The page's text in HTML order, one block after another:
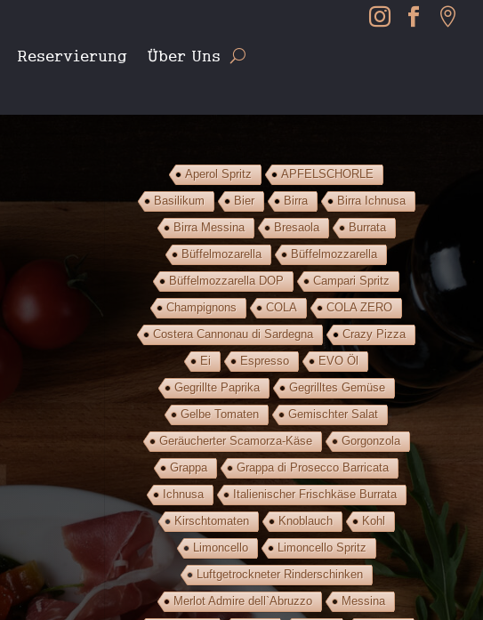
  
Reservierung Über Uns
Aperol Spritz
APFELSCHORLE
Basilikum
Bier Birra
Birra Ichnusa
Birra Messina
Bresaola
Burrata
Büffelmozarella
Büffelmozzarella
Büffelmozzarella DOP
Campari Spritz
Champignons
COLA
COLA ZERO
Costera Cannonau di Sardegna
Crazy Pizza
Ei
Espresso
EVO Öl
Gegrillte Paprika
Gegrilltes Gemüse
Gelbe Tomaten
Gemischter Salat
Geräucherter Scamorza-Käse
Gorgonzola
Grappa
Grappa di Prosecco Barricata
Ichnusa
Italienischer Frischkäse Burrata
Kirschtomaten
Knoblauch
Kohl
Limoncello
Limoncello Spritz
Luftgetrockneter Rinderschinken
Merlot Admire dell`Abruzzo
Messina